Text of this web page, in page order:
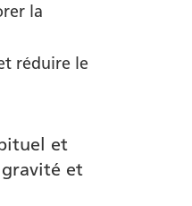
la
réduire le
et
gravité et